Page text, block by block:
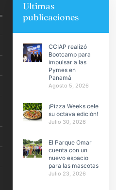
Ultimas
publicaciones
CCIAP realizó
Bootcamp para
impulsar a las
Pymes en
Panamá
Agosto 5, 2026
¡Pizza Weeks celebra
su octava edición!
Julio 30, 2026
El Parque Omar
cuenta con un
nuevo espacio
para las mascotas
Julio 23, 2026